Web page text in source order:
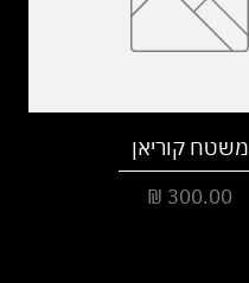
משטח קוריאן
מחיר